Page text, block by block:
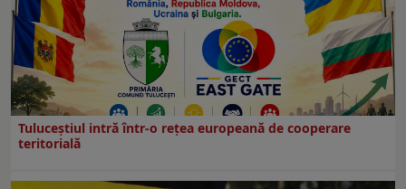
Tuluceștiul intră într-o rețea europeană de cooperare
teritorială